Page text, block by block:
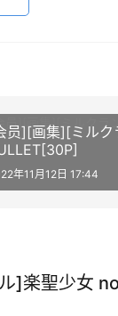
员][画集][ミルク
年11月12日 17:44
]楽聖少女